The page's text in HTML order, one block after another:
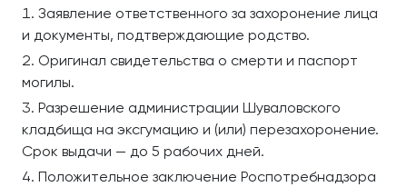
Заявление ответственного за захоронение лица
и документы, подтверждающие родство.
Оригинал свидетельства о смерти и паспорт
могилы.
Разрешение администрации Шуваловского
кладбища на эксгумацию и (или) перезахоронение.
Срок выдачи — до 5 рабочих дней.
Положительное заключение Роспотребнадзора